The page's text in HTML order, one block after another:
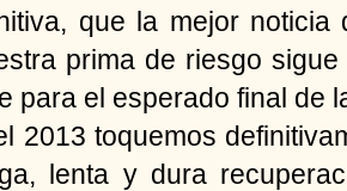
que la mejor
prima de riesgo
para el esperado final de
2013 toquemos
lenta y dura